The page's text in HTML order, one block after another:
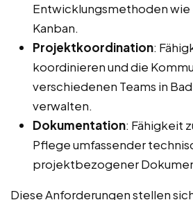
Entwicklungsmethoden wie
Kanban.
Projektkoordination:
koordinieren und die
verschiedenen Teams in
verwalten.
Dokumentation: Fähigkeit
Pflege umfassender
projektbezogener
Diese Anforderungen stellen